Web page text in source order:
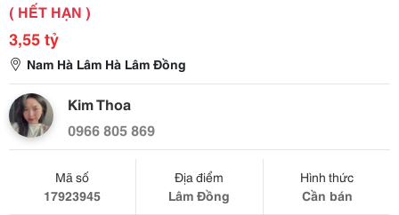
( HẾT HẠN )
3,55 tỷ
Nam Hà Lâm Hà Lâm Đồng
Kim Thoa
0966 805 869
Mã số
17923945
Địa điểm
Lâm Đồng
Hình thức
Cần bán